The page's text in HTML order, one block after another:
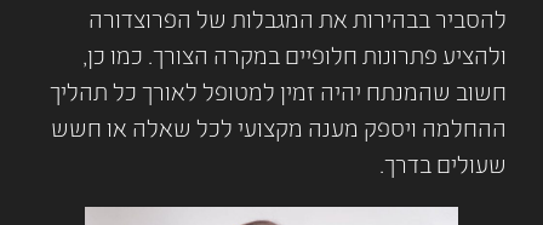
להסביר בבהירות את המגבלות של הפרוצדורה
ולהציע פתרונות חלופיים במקרה הצורך. כמו כן,
חשוב שהמנתח יהיה זמין למטופל לאורך כל תהליך
ההחלמה ויספק מענה מקצועי לכל שאלה או חשש
שעולים בדרך.